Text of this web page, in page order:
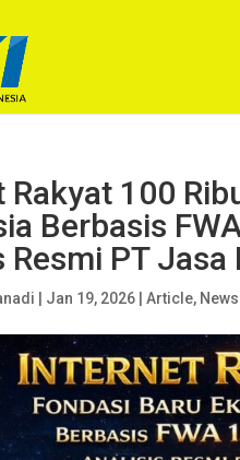
Rakyat 100
Berbasis
Resmi PT
Jan 19, 2026 |Article, News